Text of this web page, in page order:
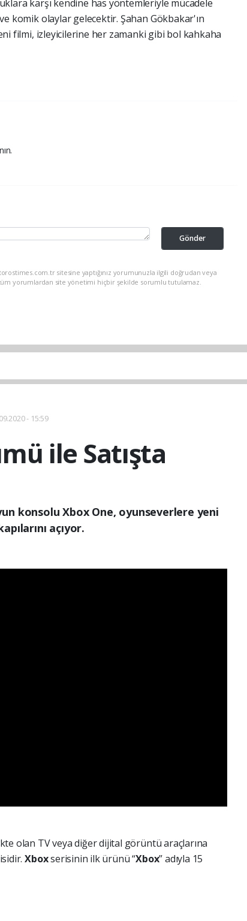
karşı kendine has yöntemleriyle mücadele
komik olaylar gelecektir. Şahan Gökbakar'ın
filmi, izleyicilerine her zamanki gibi bol kahkaha
Gönder
sitesine yaptığınız yorumunuzla ilgili doğrudan veya
yorumlardan site yönetimi hiçbir şekilde sorumlu tutulamaz.
- 15:59
ile Satışta
konsolu Xbox One, oyunseverlere yeni
açıyor.
olan TV veya diğer dijital görüntü araçlarına
Xboxserisinin ilk ürünü “Xbox” adıyla 15